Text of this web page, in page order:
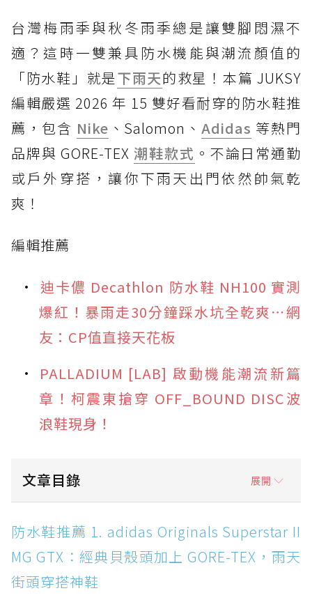
台灣梅雨季與秋冬雨季總是讓雙腳悶濕不
適？這時一雙兼具防水機能與潮流顏值的
「防水鞋」就是下雨天的救星！本篇 JUKSY
編輯嚴選 2026 年 15 雙好看耐穿的防水鞋推
薦，包含 Nike 、Salomon、Adidas 等熱門
品牌與 GORE-TEX 潮鞋款式 。不論日常通勤
或戶外穿搭，讓你下雨天出門依然帥氣乾
爽！
編輯推薦
迪卡儂 Decathlon 防水鞋 NH100 實測
爆紅！暴雨走30分鐘踩水坑全乾爽⋯網
友：CP值直接天花板
PALLADIUM [LAB] 啟動機能潮流新篇
章！柯震東搶穿 OFF_BOUND DISC波
浪鞋現身！
文章目錄 展開
防水鞋推薦 1. adidas Originals Superstar II
MG GTX：經典貝殼頭加上 GORE-TEX，雨天街
頭穿搭神鞋
防水鞋推薦 2. New Balance Hierro v9 GORE-
防水鞋推薦 1. adidas Originals Superstar II
MG GTX：經典貝殼頭加上 GORE-TEX，雨天
街頭穿搭神鞋